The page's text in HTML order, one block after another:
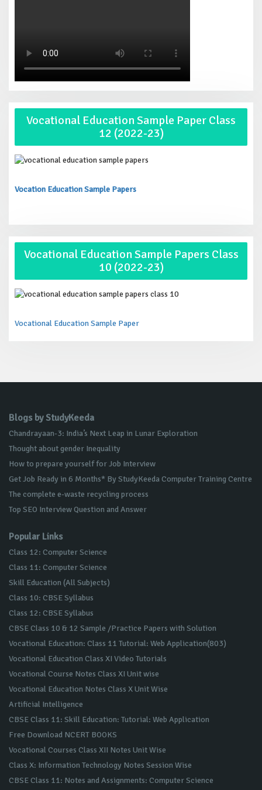
Vocational Education Sample Paper Class
12 (2022-23)
Vocation Education Sample Papers
Vocational Education Sample Papers Class
10 (2022-23)
Vocational Education Sample Paper
Blogs by StudyKeeda
Chandrayaan-3: India’s Next Leap in Lunar Exploration
Thought about gender Inequality
How to prepare yourself for Job Interview
Get Job Ready in 6 Months* By StudyKeeda Computer Training Centre
The complete e-waste recycling process
Top SEO Interview Question and Answer
Popular Links
Class 12: Computer Science
Class 11: Computer Science
Skill Education (All Subjects)
Class 10: CBSE Syllabus
Class 12: CBSE Syllabus
CBSE Class 10 & 12 Sample /Practice Papers with Solution
Vocational Education: Class 11 Tutorial: Web Application(803)
Vocational Education Class XI Video Tutorials
Vocational Course Notes Class XI Unit wise
Vocational Education Notes Class X Unit Wise
Artificial Intelligence
CBSE Class 11: Skill Education: Tutorial: Web Application
Free Download NCERT BOOKS
Vocational Courses Class XII Notes Unit Wise
Class X: Information Technology Notes Session Wise
CBSE Class 11: Notes and Assignments: Computer Science